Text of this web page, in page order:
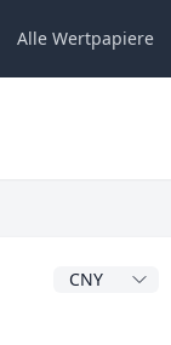
Alle Wertpapiere